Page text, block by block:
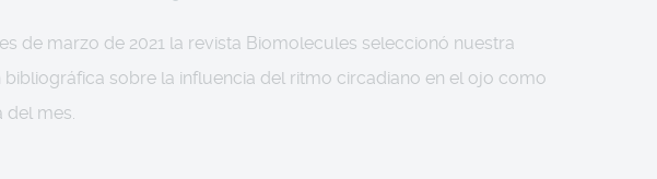
de marzo de 2021 la revista Biomolecules seleccionó nuestra
bibliográfica sobre la influencia del ritmo circadiano en el ojo como
mes.